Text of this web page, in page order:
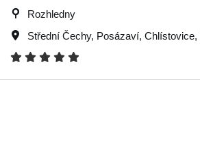
Rozhledny
Střední Čechy, Posázaví, Chlístovice,